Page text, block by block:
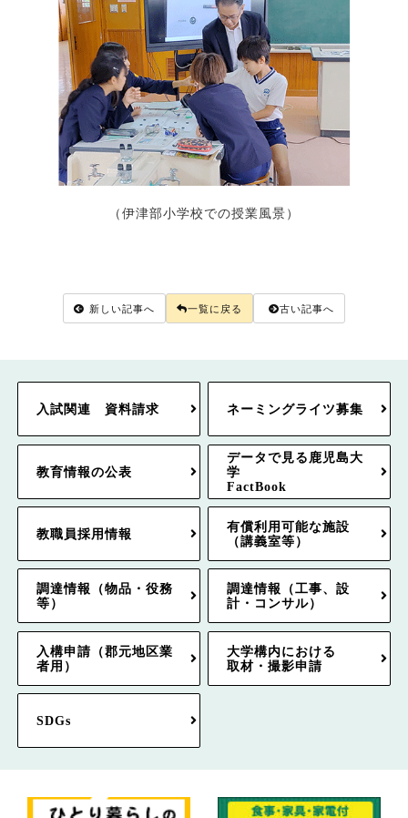
（伊津部小学校での授業風景）
新しい記事へ 一覧に戻る 古い記事へ
入試関連 資料請求 ネーミングライツ募集
教育情報の公表
データで見る鹿児島大
学
FactBook
教職員採用情報
有償利用可能な施設
（講義室等）
調達情報（物品・役務
等）
調達情報（工事、設
計・コンサル）
入構申請（郡元地区業
者用）
大学構内における
取材・撮影申請
SDGs